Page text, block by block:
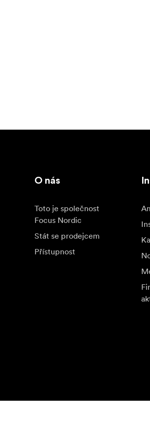
O nás
Toto je společnost
Focus Nordic
Stát se prodejcem
Přístupnost